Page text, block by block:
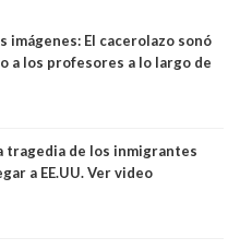
imágenes: El cacerolazo sonó
a los profesores a lo largo de
tragedia de los inmigrantes
a EE.UU. Ver video